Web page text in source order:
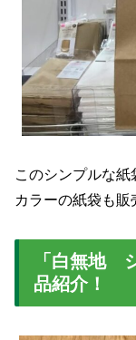
このシンプルな紙
カラーの紙袋も販
「白無地
品紹介！